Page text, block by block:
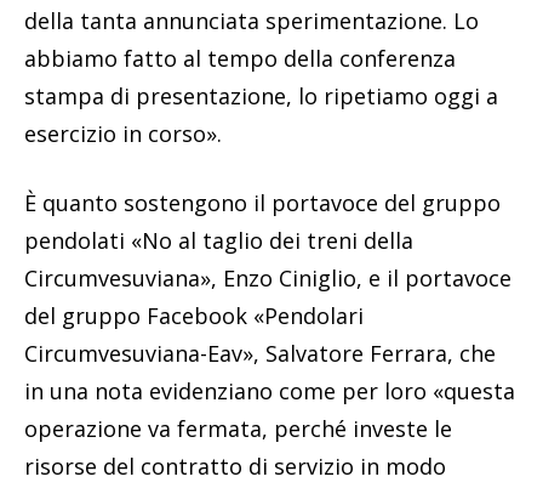
della tanta annunciata sperimentazione. Lo
abbiamo fatto al tempo della conferenza
stampa di presentazione, lo ripetiamo oggi a
esercizio in corso».
È quanto sostengono il portavoce del gruppo
pendolati «No al taglio dei treni della
Circumvesuviana», Enzo Ciniglio, e il portavoce
del gruppo Facebook «Pendolari
Circumvesuviana-Eav», Salvatore Ferrara, che
in una nota evidenziano come per loro «questa
operazione va fermata, perché investe le
risorse del contratto di servizio in modo